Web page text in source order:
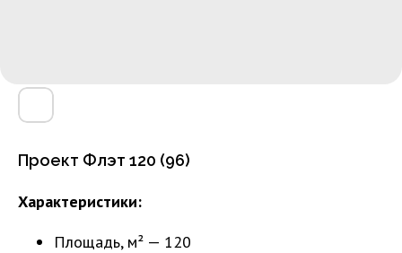
Проект Флэт 120 (96)
Характеристики:
Площадь, м² — 120